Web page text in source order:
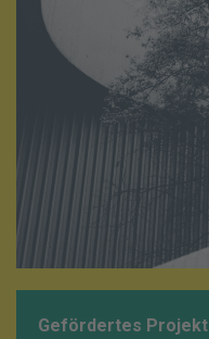
Gefördertes Projekt